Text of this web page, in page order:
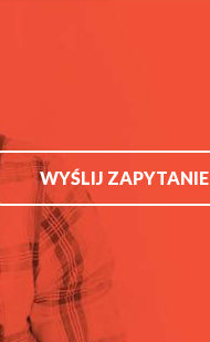
WYŚLIJ ZAPYTANIE